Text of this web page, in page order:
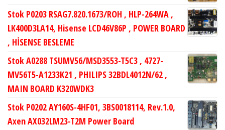
Stok P0203 RSAG7.820.1673/ROH , HLP-264WA ,
LK400D3LA14, Hisense LCD46V86P , POWER BOARD
, HİSENSE BESLEME
Stok A0288 TSUMV56/MSD3553-T5C3 , 4727-
MV56T5-A1233K21 , PHILIPS 32BDL4012N/62 ,
MAIN BOARD K320WDK3
Stok P0202 AY160S-4HF01, 3BS0018114, Rev.1.0,
Axen AX032LM23-T2M Power Board